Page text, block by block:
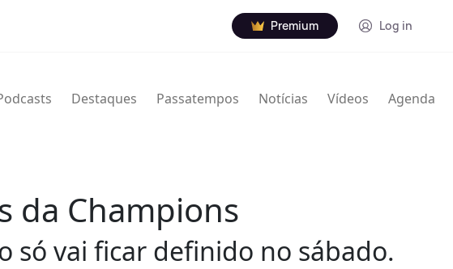
Premium Log in
Destaques Passatempos Notícias Vídeos Agenda
da Champions
só vai ficar definido no sábado.